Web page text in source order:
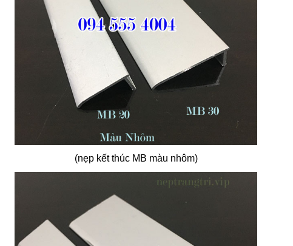
(nẹp kết thúc MB màu nhôm)